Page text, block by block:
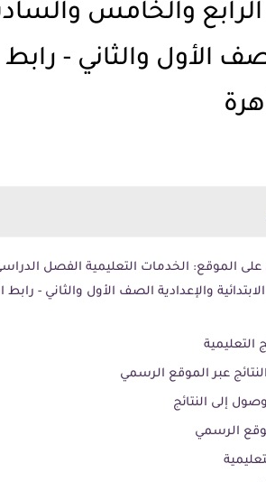
والخامس
الأول والثاني -
على الموقع: الخدمات التعليمية الفصل
والإعدادية الصف الأول والثاني -
التعليمية
عبر الموقع الرسمي
إلى النتائج
الرسمي